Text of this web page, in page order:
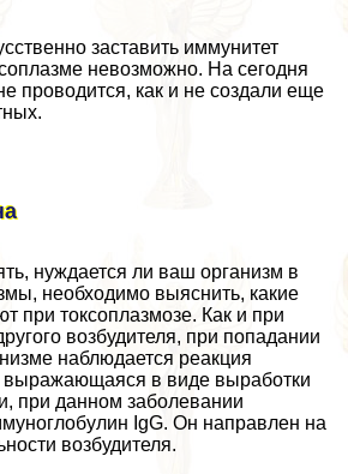
заставить иммунитет
невозможно. На сегодня
проводится, как и не создали еще
нуждается ли ваш организм в
необходимо выяснить, какие
при токсоплазмозе. Как и при
возбудителя, при попадании
наблюдается реакция
в виде выработки
при данном заболевании
IgG. Он направлен на
возбудителя.